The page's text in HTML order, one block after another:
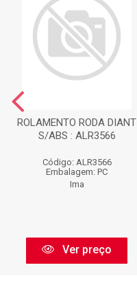
ROLAMENTO RODA DIANT
S/ABS : ALR3566
Código: ALR3566
Embalagem: PC
Ima
Ver preço